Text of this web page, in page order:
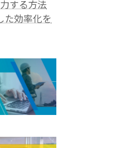
する方法
た効率化を